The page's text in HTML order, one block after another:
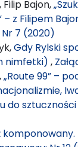
Bajon,
– z Filipem
7 (2020)
Gdy Rylski
nimfetki) ,
„Route 99” –
do